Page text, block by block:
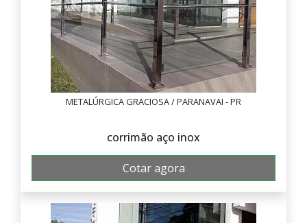
METALÚRGICA GRACIOSA / PARANAVAI - PR
corrimão aço inox
Cotar agora